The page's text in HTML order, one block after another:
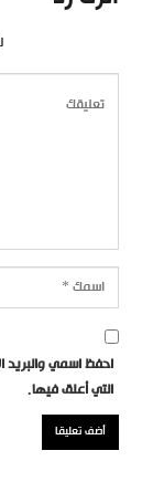
احفظ اسمي والبريد
التي أعلق فيها.